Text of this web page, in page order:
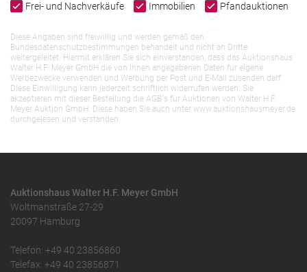
Frei- und Nachverkäufe
Immobilien Pfandauktionen
Diese Angaben sind freiwillig und werden gemäß den
Bundesdatenschutzbestimmungen behandelt und nicht an Dritte
weitergeleitet. Hiermit erklären Sie sich einverstanden, dass das Auktionshaus
Walter H.F. Meyer GmbH die von Ihnen angegebenen Daten für eigene
Werbezwecke verwenden und Werbung per Post und E-Mail zusenden darf.
Diese Einwilligung kann jederzeit schriftlich widerrufen werden. Sie
akzeptieren mit dieser Bestellung die AGB`s für Auktionen von Walter H.F.
Meyer Auktion GmbH. Diese haben Sie auch unter www.auktionshausmeyer.de
durchgelesen und verstanden.
Auktionshaus Walter H.F. Meyer GmbH
Woltmanstraße 27-29
20097 Hamburg
Telefon: +49 40 23856860
Telefax: +49 40 23856871